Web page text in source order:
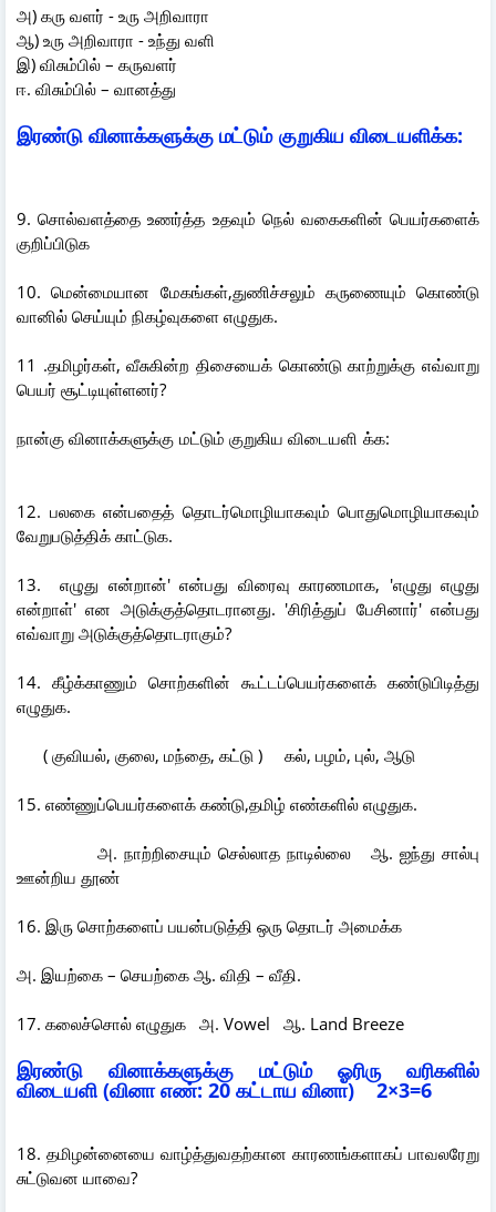
அ) கரு வளர் - உரு அறிவாரா
ஆ) உரு அறிவாரா - உந்து வளி
இ) விசும்பில் – கருவளர்
ஈ. விசும்பில் – வானத்து
இரண்டு வினாக்களுக்கு மட்டும் குறுகிய விடையளிக்க:
9. சொல்வளத்தை உணர்த்த உதவும் நெல் வகைகளின் பெயர்களைக்
குறிப்பிடுக
10. மென்மையான மேகங்கள்,துணிச்சலும் கருணையும் கொண்டு
வானில் செய்யும் நிகழ்வுகளை எழுதுக.
11 .தமிழர்கள், வீசுகின்ற திசையைக் கொண்டு காற்றுக்கு எவ்வாறு
பெயர் சூட்டியுள்ளனர்?
நான்கு வினாக்களுக்கு மட்டும் குறுகிய விடையளி க்க:
12. பலகை என்பதைத் தொடர்மொழியாகவும் பொதுமொழியாகவும்
வேறுபடுத்திக் காட்டுக.
13. எழுது என்றான்' என்பது விரைவு காரணமாக, 'எழுது எழுது
என்றாள்' என அடுக்குத்தொடரானது. 'சிரித்துப் பேசினார்' என்பது
எவ்வாறு அடுக்குத்தொடராகும்?
14. கீழ்க்காணும் சொற்களின் கூட்டப்பெயர்களைக் கண்டுபிடித்து
எழுதுக.
( குவியல், குலை, மந்தை, கட்டு ) கல், பழம், புல், ஆடு
15. எண்ணுப்பெயர்களைக் கண்டு,தமிழ் எண்களில் எழுதுக.
அ. நாற்றிசையும் செல்லாத நாடில்லை ஆ. ஐந்து சால்பு
ஊன்றிய தூண்
16. இரு சொற்களைப் பயன்படுத்தி ஒரு தொடர் அமைக்க
அ. இயற்கை – செயற்கை ஆ. விதி – வீதி.
17. கலைச்சொல் எழுதுக அ. Vowel ஆ. Land Breeze
இரண்டு வினாக்களுக்கு மட்டும் ஓரிரு வரிகளில்
விடையளி (வினா எண்: 20 கட்டாய வினா) 2×3=6
18. தமிழன்னையை வாழ்த்துவதற்கான காரணங்களாகப் பாவலரேறு
சுட்டுவன யாவை?